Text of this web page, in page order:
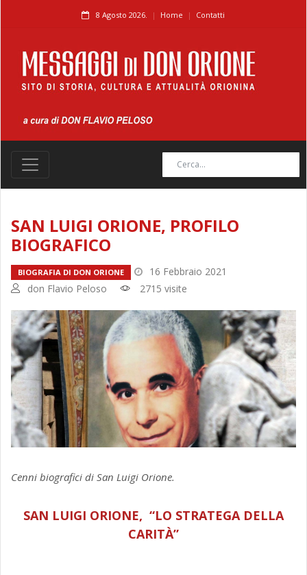
8 Agosto 2026. Home Contatti
SAN LUIGI ORIONE, PROFILO
BIOGRAFICO
BIOGRAFIA DI DON ORIONE
16 Febbraio 2021
don Flavio Peloso
2715 visite
Cenni biografici di San Luigi Orione.
SAN LUIGI ORIONE, “LO STRATEGA DELLA
CARITÀ”